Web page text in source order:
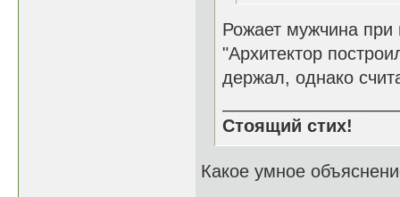
Рожает мужчина
"Архитектор
держал, однако
Стоящий стих!
Какое умное